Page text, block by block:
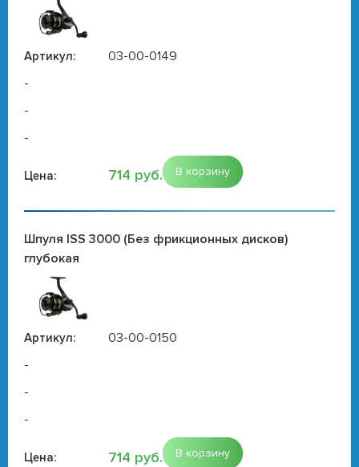
Артикул:
03-00-0149
-
-
-
Цена: 714 руб. В корзину
Шпуля ISS 3000 (Без фрикционных дисков)
глубокая
Артикул:
03-00-0150
-
-
-
Цена: 714 руб. В корзину